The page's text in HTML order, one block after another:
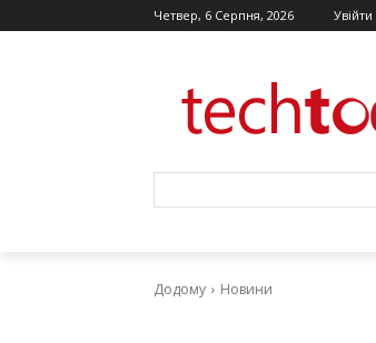
Четвер, 6 Серпня, 2026
Додому Новини